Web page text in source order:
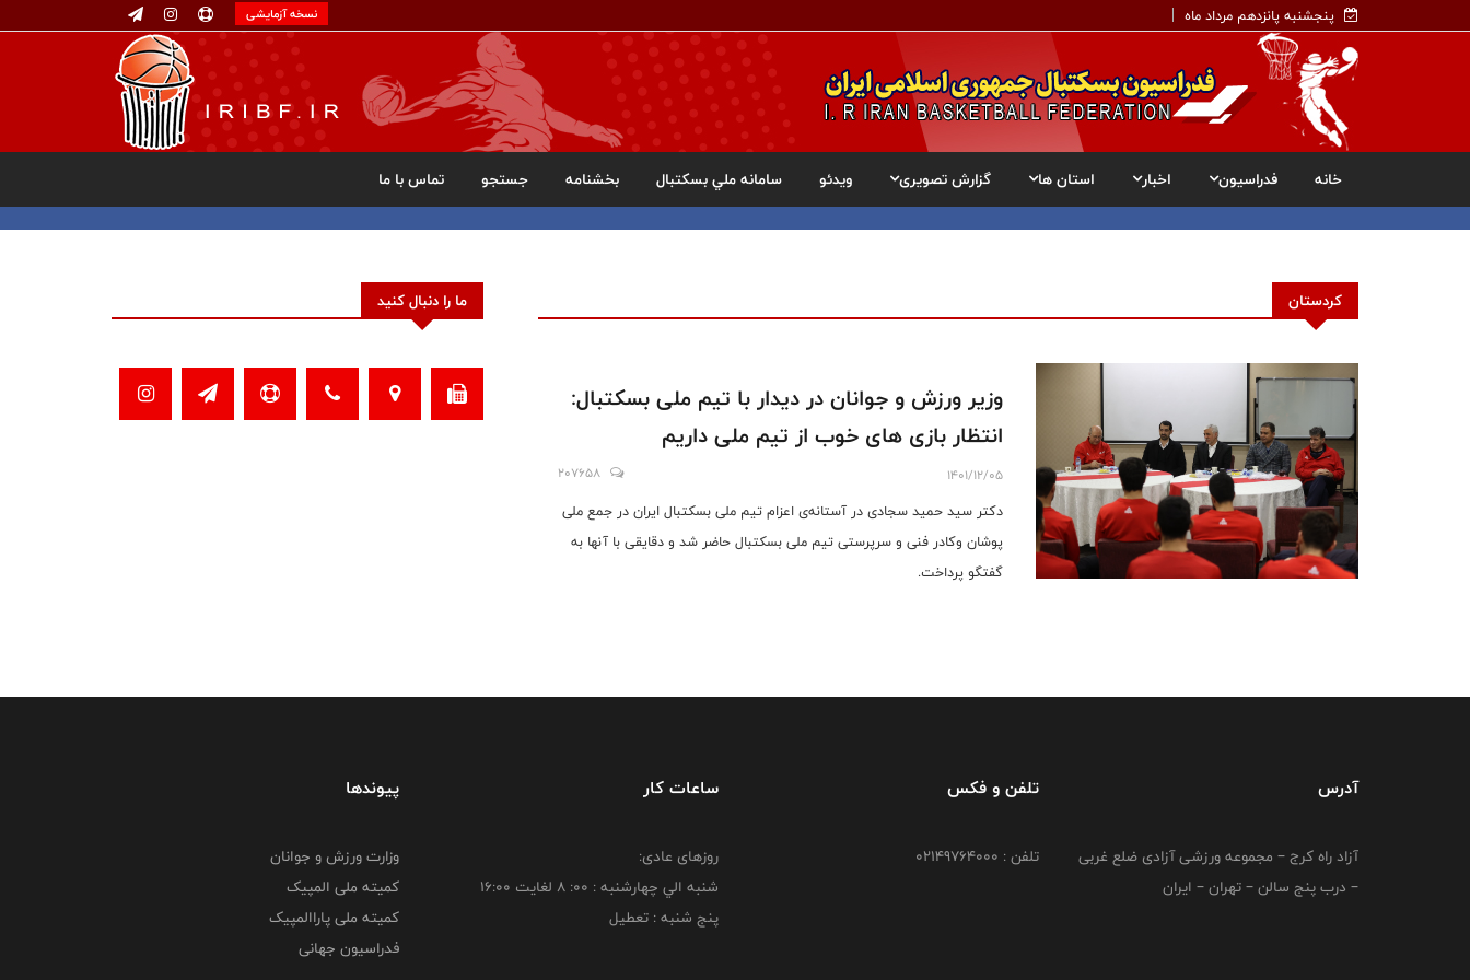
پنجشنبه پانزدهم مرداد ماه نسخه آزمایشی
خانه فدراسیون اخبار استان ها گزارش تصویری ویدئو سامانه ملي بسکتبال بخشنامه جستجو تماس با ما
کردستان
وزیر ورزش و جوانان در دیدار با تیم ملی بسکتبال:
انتظار بازی های خوب از تیم ملی داریم
1401/12/05
207658
دکتر سید حمید سجادی در آستانه‌ی اعزام تیم ملی بسکتبال ایران در جمع ملی
پوشان وکادر فنی و سرپرستی تیم ملی بسکتبال حاضر شد و دقایقی با آنها به
گفتگو پرداخت.
ما را دنبال کنید
آدرس
آزاد راه کرج – مجموعه ورزشی آزادی ضلع غربی
– درب پنج سالن – تهران – ایران
تلفن و فکس
تلفن : 02149764000
ساعات کار
روزهای عادی:
شنبه الي چهارشنبه : 00: 8 لغايت 16:00
پنج شنبه : تعطیل
پیوندها
وزارت ورزش و جوانان
کمیته ملی المپیک
کمیته ملی پاراالمپیک
فدراسیون جهانی